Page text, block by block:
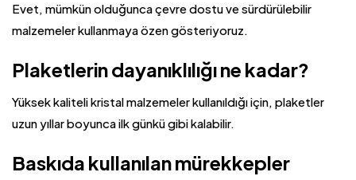
Evet, mümkün olduğunca çevre dostu ve sürdürülebilir
malzemeler kullanmaya özen gösteriyoruz.
Plaketlerin dayanıklılığı ne kadar?
Yüksek kaliteli kristal malzemeler kullanıldığı için, plaketler
uzun yıllar boyunca ilk günkü gibi kalabilir.
Baskıda kullanılan mürekkepler